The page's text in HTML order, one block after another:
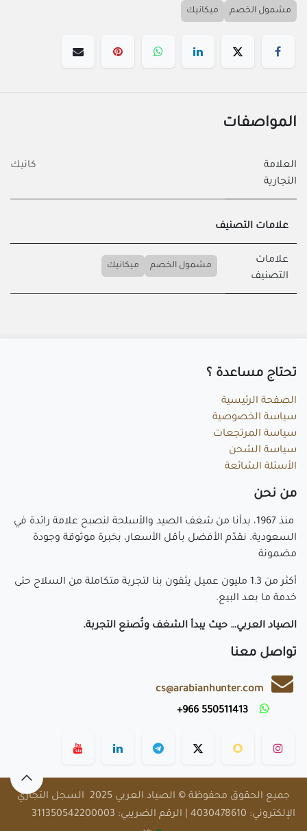
مشمول الخصم ميكانيك
المواصفات
العلامة
التجارية
كانيك
علامات التصنيف
علامات
التصنيف
مشمول الخصم ميكانيك
تحتاج مساعد​ة ؟
الصفحة الرئيسية
سياسة الخصوصية
سياسة المرتجعات
سياسة الشحن
الأسئلة الشائعة
م​ن نحن
منذ 1967، بدأنا من شغف الصيد والأسلحة لنصبح علامة رائدة في
السعودية. نقدّم الأفضل بأقل الأسعار، بخبرة موثوقة وجودة
مضمونة
أكثر من 1.3 مليون عميل يثقون بنا لتجربة متكاملة من السلاح حتى
خدمة ما بعد البيع.
الصياد العربي… حيث يبدأ الشغف وتُصنع التجربة.
تواصل معنا
cs@arabianhunter.com
​550511413 966+
جميع الحقوق محفوظة © الصياد العربي 2025 السجل التجاري
الإلكتروني: 4030478610 | الرقم الضريبي: 311350542200003